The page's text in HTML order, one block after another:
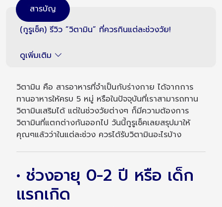
สารบัญ
(กูรูเช็ค) รีวิว “วิตามิน” ที่ควรกินแต่ละช่วงวัย!
ดูเพิ่มเติม
วิตามิน คือ สารอาหารที่จำเป็นกับร่างกาย ได้จากการ
ทานอาหารให้ครบ 5 หมู่ หรือในปัจจุบันที่เราสามารถทาน
วิตามินเสริมได้ แต่ในช่วงวัยต่างๆ ก็มีความต้องการ
วิตามินที่แตกต่างกันออกไป วันนี้กูรูเช็คเลยสรุปมาให้
คุณๆแล้วว่าในแต่ละช่วง ควรได้รับวิตามินอะไรบ้าง
• ช่วงอายุ 0-2 ปี หรือ เด็ก
แรกเกิด